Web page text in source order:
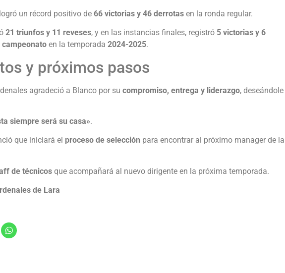
un récord positivo de 66 victorias y 46 derrotas en la ronda regular.
21 triunfos y 11 reveses, y en las instancias finales, registró 5 victorias y 6
campeonato en la temporada 2024-2025.
y próximos pasos
agradeció a Blanco por su compromiso, entrega y liderazgo, deseándole
siempre será su casa».
que iniciará el proceso de selección para encontrar al próximo manager de la
de técnicos que acompañará al nuevo dirigente en la próxima temporada.
de Lara